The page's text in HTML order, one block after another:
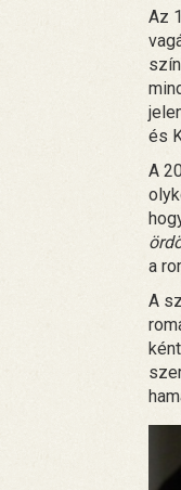
Az
és
A
a
A